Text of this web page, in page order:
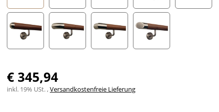
gefast Radius gefrästHalbkugel gefrästHolzkrümmling
€ 345,94
inkl. 19% USt. ,Versandkostenfreie Lieferung